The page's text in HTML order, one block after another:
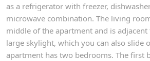
as a refrigerator with freezer,
microwave combination. The living
middle of the apartment and is
large skylight, which you can also slide
apartment has two bedrooms. The first